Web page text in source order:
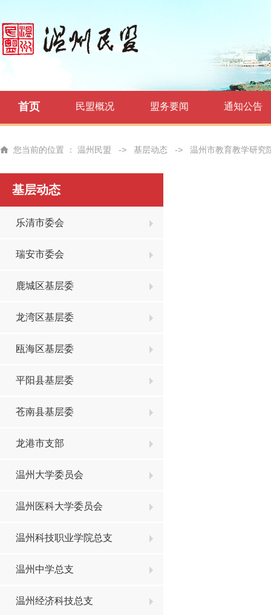
首页 民盟概况 盟务要闻 通知公告
您当前的位置 ： 温州民盟 -> 基层动态 -> 温州市教育教学研究
基层动态
乐清市委会
瑞安市委会
鹿城区基层委
龙湾区基层委
瓯海区基层委
平阳县基层委
苍南县基层委
龙港市支部
温州大学委员会
温州医科大学委员会
温州科技职业学院总支
温州中学总支
温州经济科技总支